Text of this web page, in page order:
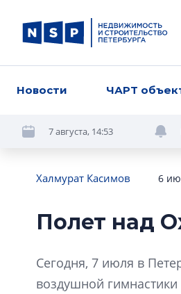
Новости ЧАРТ
7 августа, 14:53
Халмурат Касимов 6
Полет над
Сегодня, 7 июля в
воздушной